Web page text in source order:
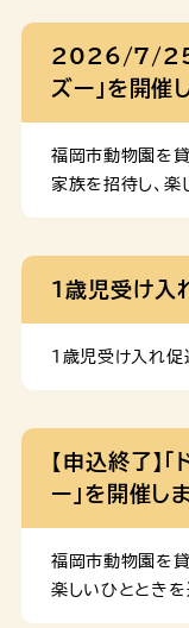
診） 保健福祉セ
て、無料で受診
ま1人あたり１回
の18歳未満の（
れば、対象）障が
家族 参加費 無
900人（抽選制
apply/apply-
2026/7/25「
ズー」を開催
福岡市動物園を
家族を招待し、楽
スタンプラリー
楽しむ姿が見ら
飼育員さんが動物
ん興味を持って聞
グラス、あんしん
気持ちを落ち着
等が入ったバッグ
れていました！
１歳児受け入
１歳児受け入れ促
【申込終了】「
ー」を開催し
福岡市動物園を貸
楽しいひとときを